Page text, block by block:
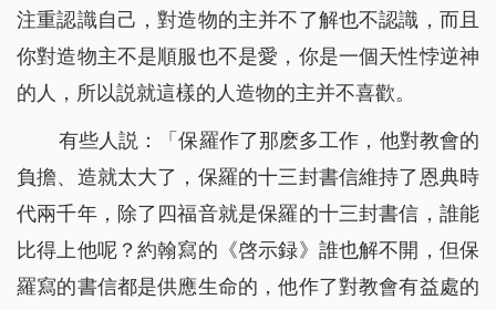
注重認識自己，對造物的主并不了解也不認識，而且
你對造物主不是順服也不是愛，你是一個天性悖逆神
的人，所以説就這樣的人造物的主并不喜歡。
有些人説：「保羅作了那麽多工作，他對教會的
負擔、造就太大了，保羅的十三封書信維持了恩典時
代兩千年，除了四福音就是保羅的十三封書信，誰能
比得上他呢？約翰寫的《啓示録》誰也解不開，但保
羅寫的書信都是供應生命的，他作了對教會有益處的